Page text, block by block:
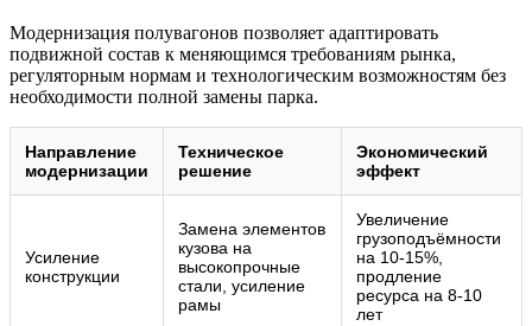
Модернизация полувагонов позволяет адаптировать
подвижной состав к меняющимся требованиям рынка,
регуляторным нормам и технологическим возможностям без
необходимости полной замены парка.
Направление
модернизации
Техническое
решение
Экономический
эффект
Усиление
конструкции
Замена элементов
кузова на
высокопрочные
стали, усиление
рамы
Увеличение
грузоподъёмности
на 10-15%,
продление
ресурса на 8-10
лет